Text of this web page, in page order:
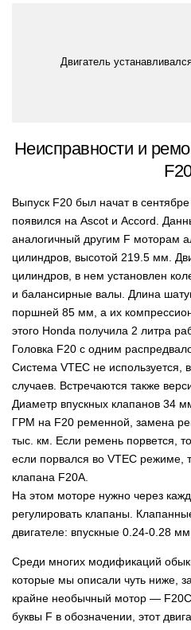
Двигатель
Неисправности и
Выпуск F20 был начат в
появился на Ascot и Accord.
аналогичный другим F моторам
цилиндров, высотой 219.5 мм.
цилиндров, в нем установлен
и балансирные валы. Длина
поршней 85 мм, а их
этого Honda получила 2 литра
Головка F20 с одним
Система VTEC не
случаев. Встречаются также
Диаметр впускных клапанов 34
ГРМ на F20 ременной, замена
тыс. км. Если ремень порвется,
если порвался во VTEC режиме,
клапана F20A.
На этом моторе нужно через
регулировать клапаны.
двигателе: впускные 0.24-0.28
Среди многих модификаций
которые мы описали чуть ниже,
крайне необычный мотор —
буквы F в обозначении, этот